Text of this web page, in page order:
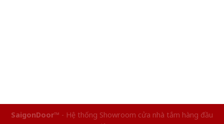
SaigonDoor™ - Hệ thống Showroom cửa nhà tắm hàng đầu